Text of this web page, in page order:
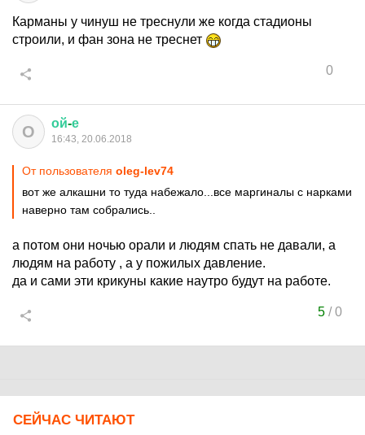
Карманы у чинуш не треснули же когда стадионы
строили, и фан зона не треснет
0
О ой-е
16:43, 20.06.2018
От пользователя oleg-lev74
вот же алкашни то туда набежало...все маргиналы с нарками
наверно там собрались..
а потом они ночью орали и людям спать не давали, а
людям на работу , а у пожилых давление.
да и сами эти крикуны какие наутро будут на работе.
5/0
СЕЙЧАС ЧИТАЮТ